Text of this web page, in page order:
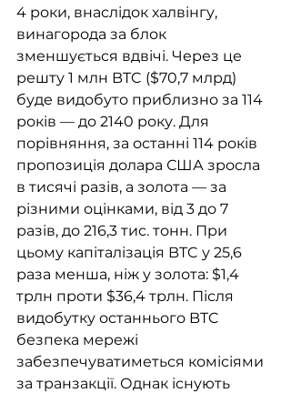
4 роки, внаслідок халвінгу,
винагорода за блок
зменшується вдвічі. Через це
решту 1 млн BTC ($70,7 млрд)
буде видобуто приблизно за 114
років — до 2140 року. Для
порівняння, за останні 114 років
пропозиція долара США зросла
в тисячі разів, а золота — за
різними оцінками, від 3 до 7
разів, до 216,3 тис. тонн. При
цьому капіталізація BTC у 25,6
раза менша, ніж у золота: $1,4
трлн проти $36,4 трлн. Після
видобутку останнього BTC
безпека мережі
забезпечуватиметься комісіями
за транзакції. Однак існують